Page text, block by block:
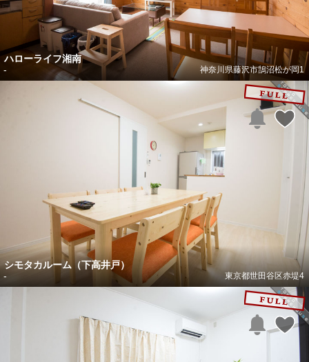
ハローライフ湘南
神奈川県藤沢市鵠沼松が岡1
-
シモタカルーム（下高井戸）
東京都世田谷区赤堤4
-